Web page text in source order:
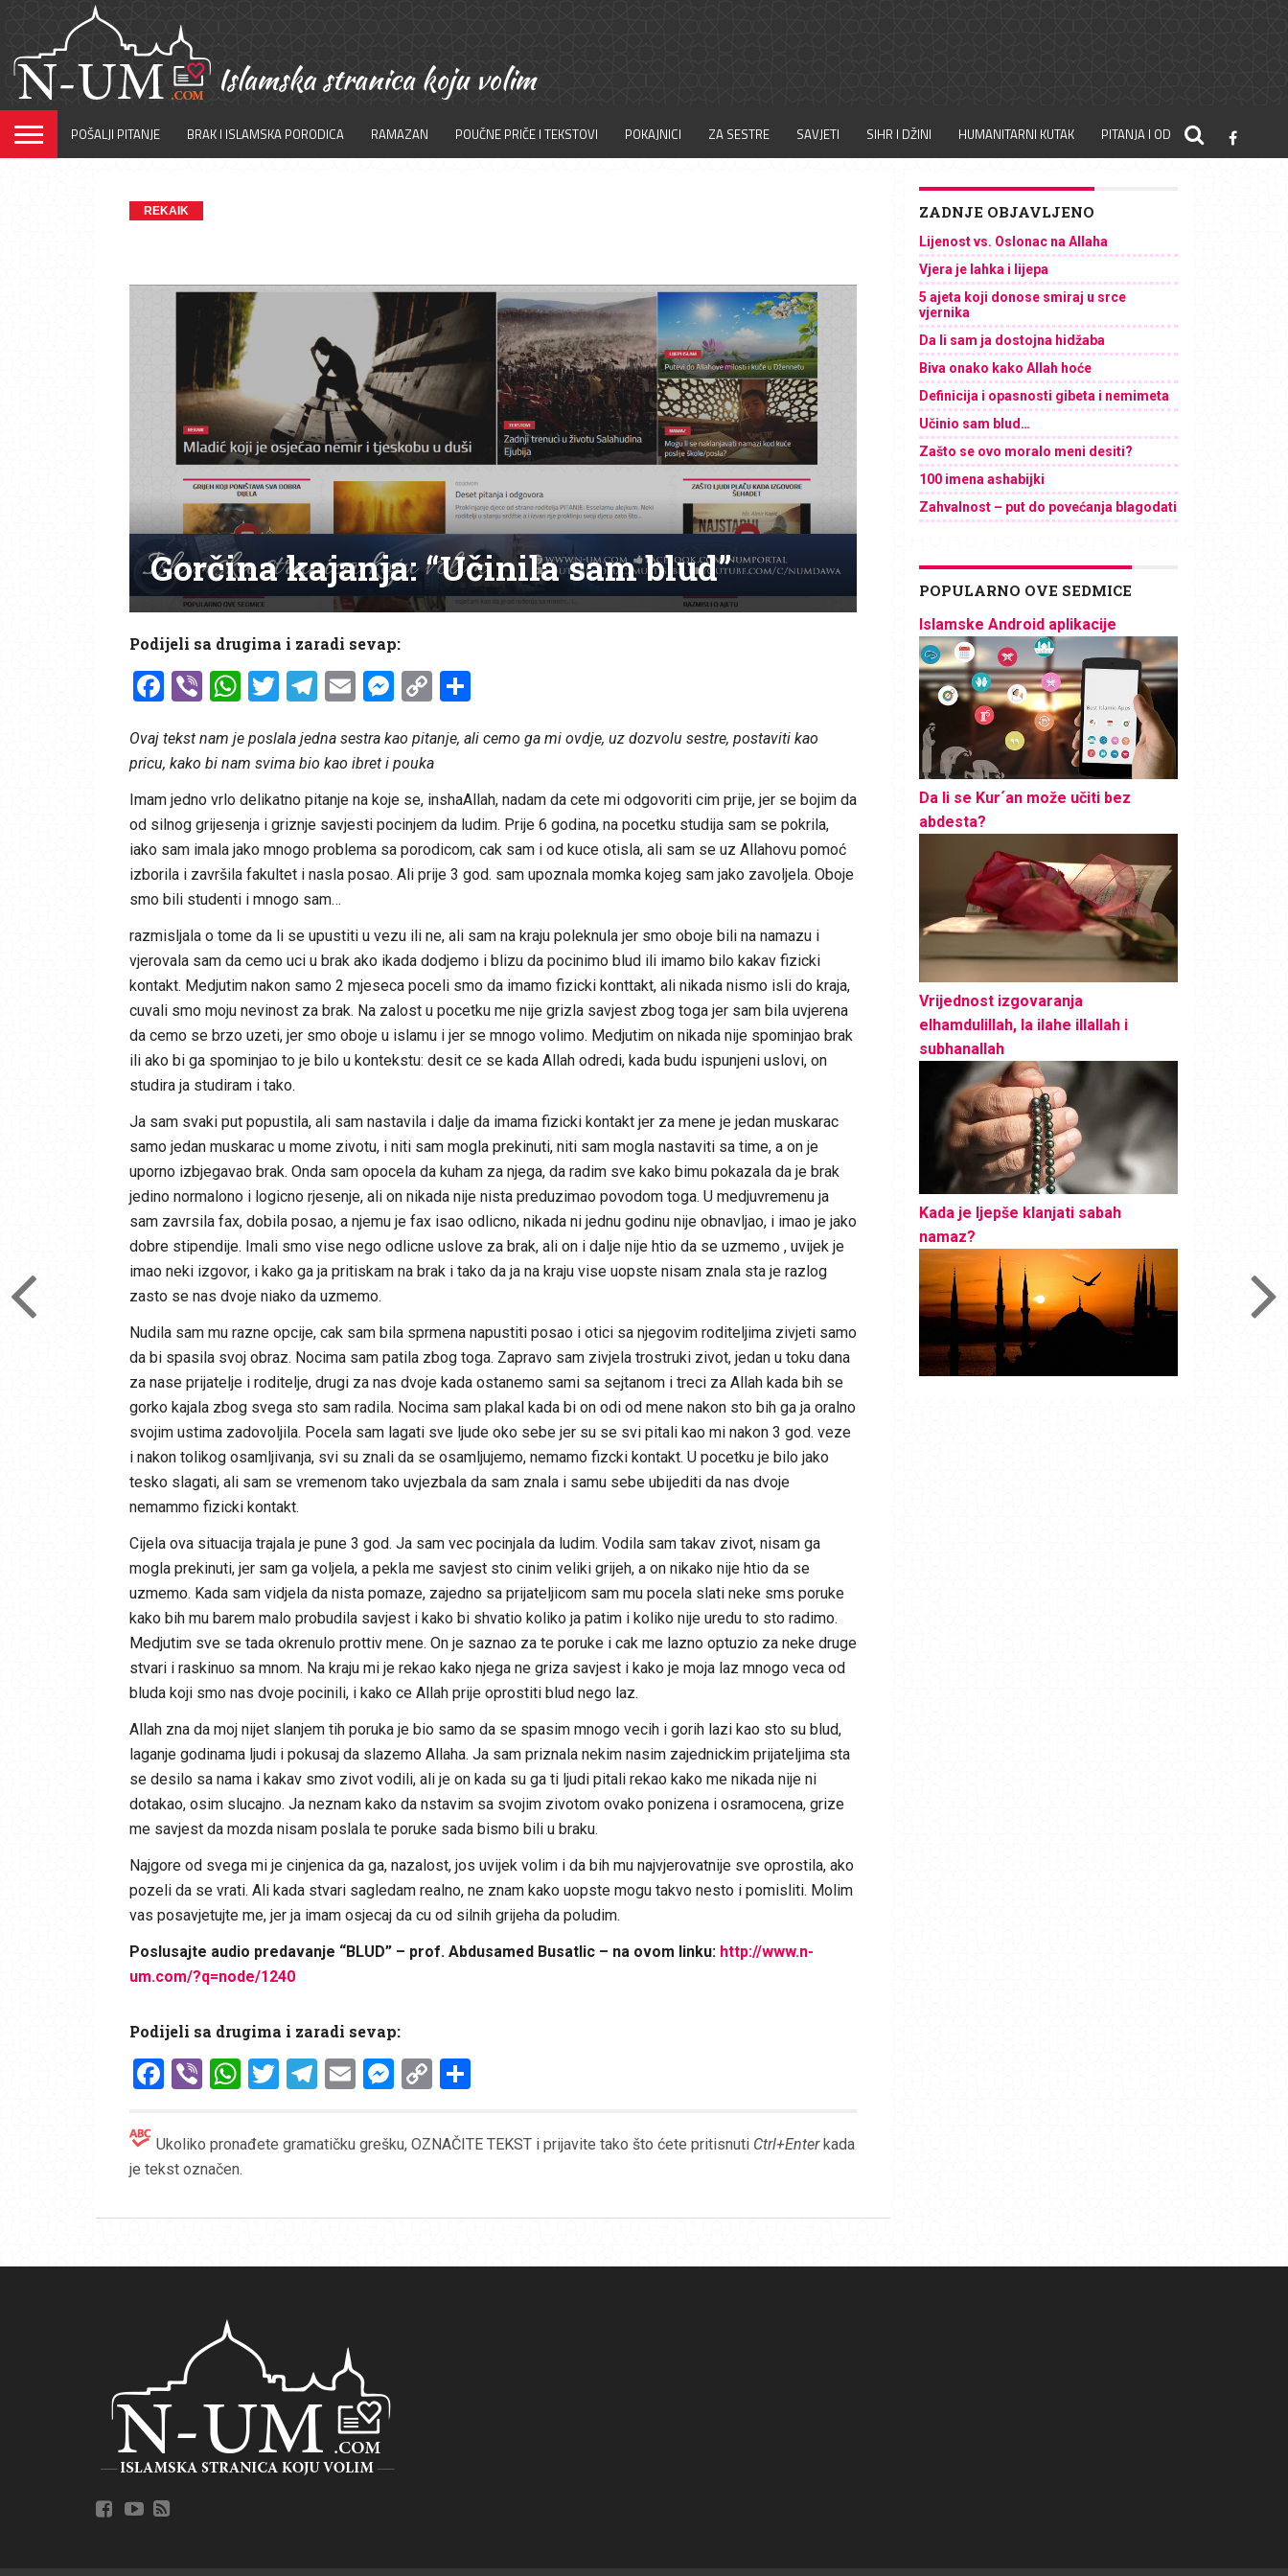
POŠALJI PITANJE BRAK I ISLAMSKA PORODICA RAMAZAN POUČNE PRIČE I TEKSTOVI POKAJNICI ZA SESTRE SAVJETI SIHR I DŽINI HUMANITARNI KUTAK PITANJA I ODGOVORI
REKAIK
Gorčina kajanja: “Učinila sam blud”
Podijeli sa drugima i zaradi sevap:
Facebook
ViberWhatsApp
Twitter
Telegram
EmailMessenger
CopyShare
Ovaj tekst nam je poslala jedna sestra kao pitanje, ali cemo ga mi ovdje, uz dozvolu sestre, postaviti kao
pricu, kako bi nam svima bio kao ibret i pouka
Imam jedno vrlo delikatno pitanje na koje se, inshaAllah, nadam da cete mi odgovoriti cim prije, jer se bojim da
od silnog grijesenja i griznje savjesti pocinjem da ludim. Prije 6 godina, na pocetku studija sam se pokrila,
iako sam imala jako mnogo problema sa porodicom, cak sam i od kuce otisla, ali sam se uz Allahovu pomoć
izborila i završila fakultet i nasla posao. Ali prije 3 god. sam upoznala momka kojeg sam jako zavoljela. Oboje
smo bili studenti i mnogo sam…
razmisljala o tome da li se upustiti u vezu ili ne, ali sam na kraju poleknula jer smo oboje bili na namazu i
vjerovala sam da cemo uci u brak ako ikada dodjemo i blizu da pocinimo blud ili imamo bilo kakav fizicki
kontakt. Medjutim nakon samo 2 mjeseca poceli smo da imamo fizicki konttakt, ali nikada nismo isli do kraja,
cuvali smo moju nevinost za brak. Na zalost u pocetku me nije grizla savjest zbog toga jer sam bila uvjerena
da cemo se brzo uzeti, jer smo oboje u islamu i jer se mnogo volimo. Medjutim on nikada nije spominjao brak
ili ako bi ga spominjao to je bilo u kontekstu: desit ce se kada Allah odredi, kada budu ispunjeni uslovi, on
studira ja studiram i tako.
Ja sam svaki put popustila, ali sam nastavila i dalje da imama fizicki kontakt jer za mene je jedan muskarac
samo jedan muskarac u mome zivotu, i niti sam mogla prekinuti, niti sam mogla nastaviti sa time, a on je
uporno izbjegavao brak. Onda sam opocela da kuham za njega, da radim sve kako bimu pokazala da je brak
jedino normalono i logicno rjesenje, ali on nikada nije nista preduzimao povodom toga. U medjuvremenu ja
sam zavrsila fax, dobila posao, a njemu je fax isao odlicno, nikada ni jednu godinu nije obnavljao, i imao je jako
dobre stipendije. Imali smo vise nego odlicne uslove za brak, ali on i dalje nije htio da se uzmemo , uvijek je
imao neki izgovor, i kako ga ja pritiskam na brak i tako da ja na kraju vise uopste nisam znala sta je razlog
zasto se nas dvoje niako da uzmemo.
Nudila sam mu razne opcije, cak sam bila sprmena napustiti posao i otici sa njegovim roditeljima zivjeti samo
da bi spasila svoj obraz. Nocima sam patila zbog toga. Zapravo sam zivjela trostruki zivot, jedan u toku dana
za nase prijatelje i roditelje, drugi za nas dvoje kada ostanemo sami sa sejtanom i treci za Allah kada bih se
gorko kajala zbog svega sto sam radila. Nocima sam plakal kada bi on odi od mene nakon sto bih ga ja oralno
svojim ustima zadovoljila. Pocela sam lagati sve ljude oko sebe jer su se svi pitali kao mi nakon 3 god. veze
i nakon tolikog osamljivanja, svi su znali da se osamljujemo, nemamo fizcki kontakt. U pocetku je bilo jako
tesko slagati, ali sam se vremenom tako uvjezbala da sam znala i samu sebe ubijediti da nas dvoje
nemammo fizicki kontakt.
Cijela ova situacija trajala je pune 3 god. Ja sam vec pocinjala da ludim. Vodila sam takav zivot, nisam ga
mogla prekinuti, jer sam ga voljela, a pekla me savjest sto cinim veliki grijeh, a on nikako nije htio da se
uzmemo. Kada sam vidjela da nista pomaze, zajedno sa prijateljicom sam mu pocela slati neke sms poruke
kako bih mu barem malo probudila savjest i kako bi shvatio koliko ja patim i koliko nije uredu to sto radimo.
Medjutim sve se tada okrenulo prottiv mene. On je saznao za te poruke i cak me lazno optuzio za neke druge
stvari i raskinuo sa mnom. Na kraju mi je rekao kako njega ne griza savjest i kako je moja laz mnogo veca od
bluda koji smo nas dvoje pocinili, i kako ce Allah prije oprostiti blud nego laz.
Allah zna da moj nijet slanjem tih poruka je bio samo da se spasim mnogo vecih i gorih lazi kao sto su blud,
laganje godinama ljudi i pokusaj da slazemo Allaha. Ja sam priznala nekim nasim zajednickim prijateljima sta
se desilo sa nama i kakav smo zivot vodili, ali je on kada su ga ti ljudi pitali rekao kako me nikada nije ni
dotakao, osim slucajno. Ja neznam kako da nstavim sa svojim zivotom ovako ponizena i osramocena, grize
me savjest da mozda nisam poslala te poruke sada bismo bili u braku.
Najgore od svega mi je cinjenica da ga, nazalost, jos uvijek volim i da bih mu najvjerovatnije sve oprostila, ako
pozeli da se vrati. Ali kada stvari sagledam realno, ne znam kako uopste mogu takvo nesto i pomisliti. Molim
vas posavjetujte me, jer ja imam osjecaj da cu od silnih grijeha da poludim.
Poslusajte audio predavanje “BLUD” – prof. Abdusamed Busatlic – na ovom linku: http://www.n-
um.com/?q=node/1240
Podijeli sa drugima i zaradi sevap:
Facebook
ViberWhatsApp
Twitter
Telegram
EmailMessenger
CopyShare
Ukoliko pronađete gramatičku grešku, OZNAČITE TEKST i prijavite tako što ćete pritisnuti Ctrl+Enterkada
je tekst označen.
ZADNJE OBJAVLJENO
Lijenost vs. Oslonac na Allaha
Vjera je lahka i lijepa
5 ajeta koji donose smiraj u srce
vjernika
Da li sam ja dostojna hidžaba
Biva onako kako Allah hoće
Definicija i opasnosti gibeta i nemimeta
Učinio sam blud…
Zašto se ovo moralo meni desiti?
100 imena ashabijki
Zahvalnost – put do povećanja blagodati
POPULARNO OVE SEDMICE
Islamske Android aplikacije
Da li se Kur´an može učiti bez
abdesta?
Vrijednost izgovaranja
elhamdulillah, la ilahe illallah i
subhanallah
Kada je ljepše klanjati sabah
namaz?